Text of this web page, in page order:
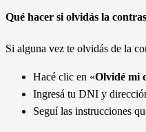
Qué hacer si olvidás la
Si alguna vez te olvidás de la
Hacé clic en «Olvidé mi
Ingresá tu DNI y
Seguí las instrucciones